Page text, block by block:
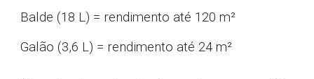
Balde (18 L) = rendimento até 120 m²
Galão (3,6 L) = rendimento até 24 m²